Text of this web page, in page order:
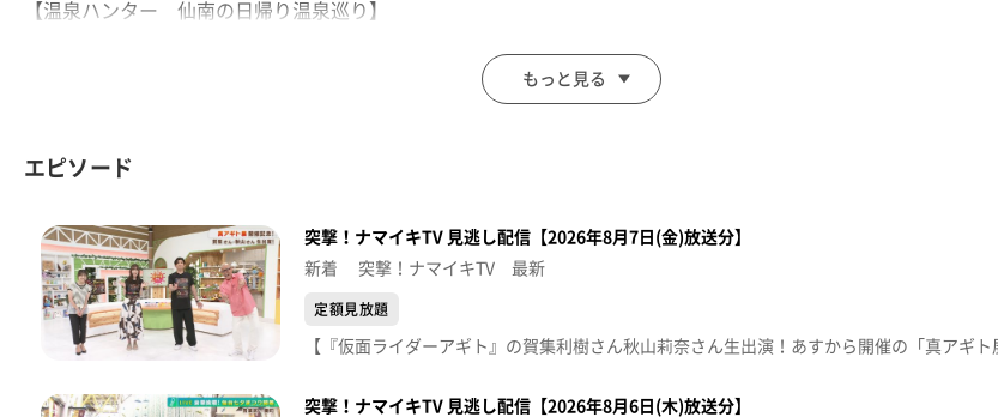
【温泉ハンター 仙南の日帰り温泉巡り】
【営業時間】9:30～20:00
【電話番号】0225-90-3344
【ナマなキッチン】
『浅利の塩麹蒸し』
日本料理 美と和 akita-K 秋田克志呂
■日本料理 美と和 akita -K-
【住所】仙台市青葉区本町3丁目1-17 やまふくビル地下1階
もっと見る
エピソード
突撃！ナマイキTV 見逃し配信【2026年8月7日(金)放送分】
新着 突撃！ナマイキTV 最新
定額見放題
突撃！ナマイキTV 見逃し配信【2026年8月6日(木)放送分】